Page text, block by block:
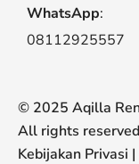
WhatsApp:
08112925557
© 2025 Aqilla
All rights
Kebijakan Privasi |